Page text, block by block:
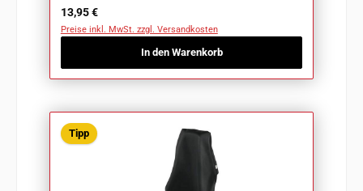
Regulärer Preis:
13,95 €
Preise inkl. MwSt. zzgl. Versandkosten
In den Warenkorb
Tipp